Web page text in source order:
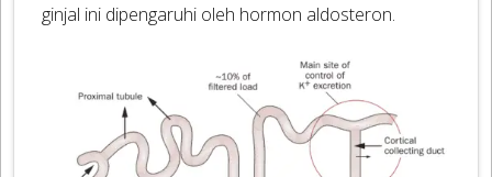
ginjal ini dipengaruhi oleh hormon aldosteron.